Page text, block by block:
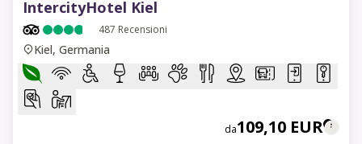
IntercityHotel Kiel
487 Recensioni
Kiel, Germania
da109,10 EUR